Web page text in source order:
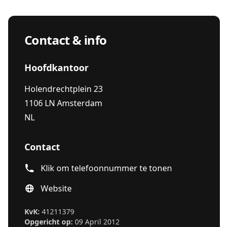
Contact & info
Hoofdkantoor
Holendrechtplein 23
1106 LN Amsterdam
NL
Contact
Klik om telefoonnummer te tonen
Website
KvK: 41211379
Opgericht op: 09 April 2012